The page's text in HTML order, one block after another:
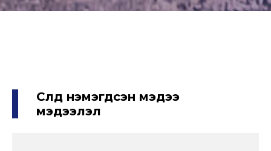
Сүүлд нэмэгдсэн мэдээ
мэдээлэл